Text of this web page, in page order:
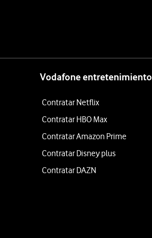
Vodafone entretenimiento
Contratar Netflix
Contratar HBO Max
Contratar Amazon Prime
Contratar Disney plus
Contratar DAZN